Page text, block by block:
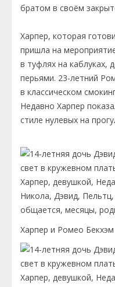
братом в своём
Харпер, которая
пришла на
в туфлях на каблуках,
перьями. 23-летний
в классическом
Недавно Харпер
стиле нулевых на
Харпер и Ромео Бекхэм